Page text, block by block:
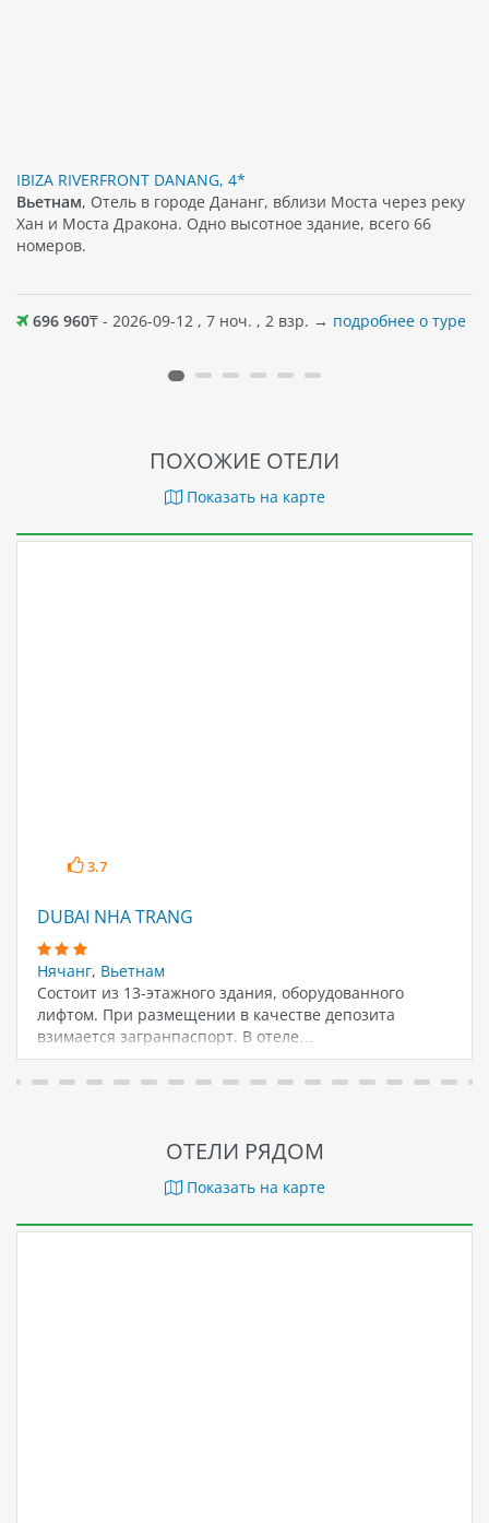
IBIZA RIVERFRONT DANANG, 4*
Вьетнам, Отель в городе Дананг, вблизи Моста через реку
Хан и Моста Дракона. Одно высотное здание, всего 66
номеров.
696 960₸ - 2026-09-12 , 7 ноч. , 2 взр. → подробнее о туре
ПОХОЖИЕ ОТЕЛИ
Показать на карте
3.7
DUBAI NHA TRANG
Нячанг, Вьетнам
Состоит из 13-этажного здания, оборудованного
лифтом. При размещении в качестве депозита
взимается загранпаспорт. В отеле…
ОТЕЛИ РЯДОМ
Показать на карте